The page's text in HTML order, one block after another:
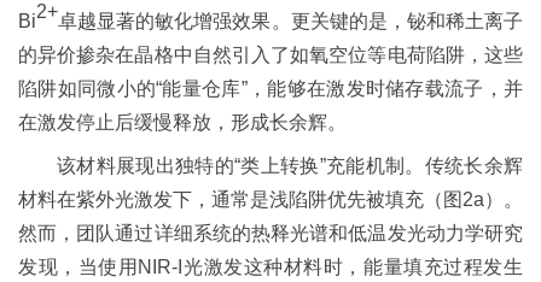
Bi2+卓越显著的敏化增强效果。更关键的是，铋和稀土离子
的异价掺杂在晶格中自然引入了如氧空位等电荷陷阱，这些
陷阱如同微小的“能量仓库”，能够在激发时储存载流子，并
在激发停止后缓慢释放，形成长余辉。
该材料展现出独特的“类上转换”充能机制。传统长余辉
材料在紫外光激发下，通常是浅陷阱优先被填充（图2a）。
然而，团队通过详细系统的热释光谱和低温发光动力学研究
发现，当使用NIR-I光激发这种材料时，能量填充过程发生